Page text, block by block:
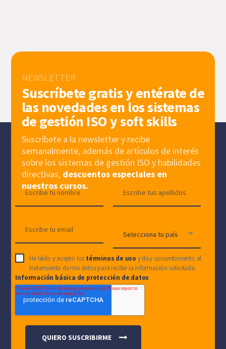
NEWSLETTER
Suscríbete gratis y entérate de
las novedades en los sistemas
de gestión ISO y soft skills
Suscríbete a la newsletter y recibe
semanalmente, además de artículos de interés
sobre los sistemas de gestión ISO y habilidades
directivas, descuentos especiales en
nuestros cursos.
He leído y acepto los términos de uso y doy consentimiento al
tratamiento de mis datos para recibir la información solicitada.
Información básica de protección de datos